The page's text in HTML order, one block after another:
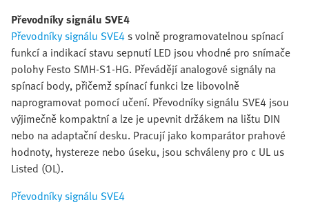
Převodníky signálu SVE4
Převodníky signálu SVE4 s volně programovatelnou spínací
funkcí a indikací stavu sepnutí LED jsou vhodné pro snímače
polohy Festo SMH-S1-HG. Převádějí analogové signály na
spínací body, přičemž spínací funkci lze libovolně
naprogramovat pomocí učení. Převodníky signálu SVE4 jsou
výjimečně kompaktní a lze je upevnit držákem na lištu DIN
nebo na adaptační desku. Pracují jako komparátor prahové
hodnoty, hystereze nebo úseku, jsou schváleny pro c UL us
Listed (OL).
Převodníky signálu SVE4